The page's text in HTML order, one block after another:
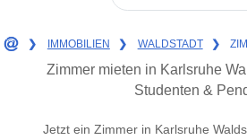
❯ IMMOBILIEN ❯ WALDSTADT ❯
Zimmer mieten in Karlsruhe
Studenten &
Jetzt ein Zimmer in Karlsruhe